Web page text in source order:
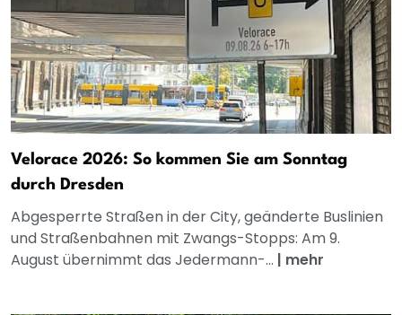
Velorace 2026: So kommen Sie am Sonntag
durch Dresden
Abgesperrte Straßen in der City, geänderte Buslinien
und Straßenbahnen mit Zwangs-Stopps: Am 9.
August übernimmt das Jedermann-... | mehr